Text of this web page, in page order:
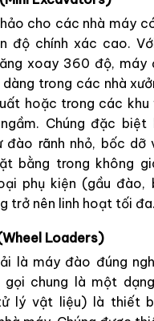
cho các nhà máy
độ chính xác cao.
xoay 360 độ, máy
trong các nhà
hoặc trong các khu
Chúng đặc biệt
đào rãnh nhỏ, bốc dỡ
bằng trong không
phụ kiện (gầu đào,
trở nên linh hoạt tối đa.
Loaders)
là máy đào đúng
chung là một
lý vật liệu) là thiết